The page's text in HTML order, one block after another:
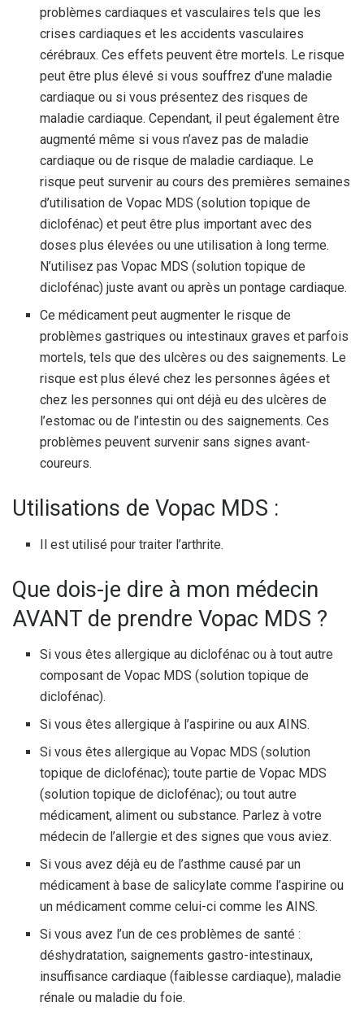
problèmes cardiaques et vasculaires tels que les
crises cardiaques et les accidents vasculaires
cérébraux. Ces effets peuvent être mortels. Le risque
peut être plus élevé si vous souffrez d’une maladie
cardiaque ou si vous présentez des risques de
maladie cardiaque. Cependant, il peut également être
augmenté même si vous n’avez pas de maladie
cardiaque ou de risque de maladie cardiaque. Le
risque peut survenir au cours des premières semaines
d’utilisation de Vopac MDS (solution topique de
diclofénac) et peut être plus important avec des
doses plus élevées ou une utilisation à long terme.
N’utilisez pas Vopac MDS (solution topique de
diclofénac) juste avant ou après un pontage cardiaque.
Ce médicament peut augmenter le risque de
problèmes gastriques ou intestinaux graves et parfois
mortels, tels que des ulcères ou des saignements. Le
risque est plus élevé chez les personnes âgées et
chez les personnes qui ont déjà eu des ulcères de
l’estomac ou de l’intestin ou des saignements. Ces
problèmes peuvent survenir sans signes avant-
coureurs.
Utilisations de Vopac MDS :
Il est utilisé pour traiter l’arthrite.
Que dois-je dire à mon médecin
AVANT de prendre Vopac MDS ?
Si vous êtes allergique au diclofénac ou à tout autre
composant de Vopac MDS (solution topique de
diclofénac).
Si vous êtes allergique à l’aspirine ou aux AINS.
Si vous êtes allergique au Vopac MDS (solution
topique de diclofénac); toute partie de Vopac MDS
(solution topique de diclofénac); ou tout autre
médicament, aliment ou substance. Parlez à votre
médecin de l’allergie et des signes que vous aviez.
Si vous avez déjà eu de l’asthme causé par un
médicament à base de salicylate comme l’aspirine ou
un médicament comme celui-ci comme les AINS.
Si vous avez l’un de ces problèmes de santé :
déshydratation, saignements gastro-intestinaux,
insuffisance cardiaque (faiblesse cardiaque), maladie
rénale ou maladie du foie.